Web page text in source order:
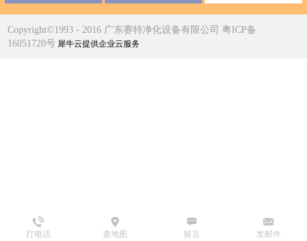
Copyright©1993 - 2016 广东赛特净化设备有限公司 粤ICP备
16051720号 犀牛云提供企业云服务
打电话 查地图 发邮件
留言